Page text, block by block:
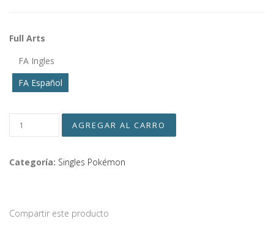
Full Arts
FA Ingles
FA Español
Categoría: Singles Pokémon
Compartir este producto